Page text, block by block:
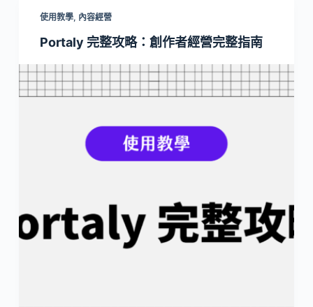
使用教學, 內容經營
Portaly 完整攻略：創作者經營完整指南